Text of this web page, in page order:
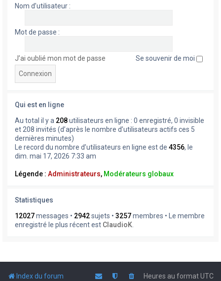
Nom d’utilisateur :
Mot de passe :
J’ai oublié mon mot de passe Se souvenir de moi
Qui est en ligne
Au total il y a 208utilisateurs en ligne : 0 enregistré, 0 invisible
et 208 invités (d’après le nombre d’utilisateurs actifs ces 5
dernières minutes)
Le record du nombre d’utilisateurs en ligne est de 4356, le
dim. mai 17, 2026 7:33 am
Légende : Administrateurs, Modérateurs globaux
Statistiques
12027messages • 2942sujets • 3257membres • Le membre
enregistré le plus récent est ClaudioK
Index du forum Heures au formatUTC